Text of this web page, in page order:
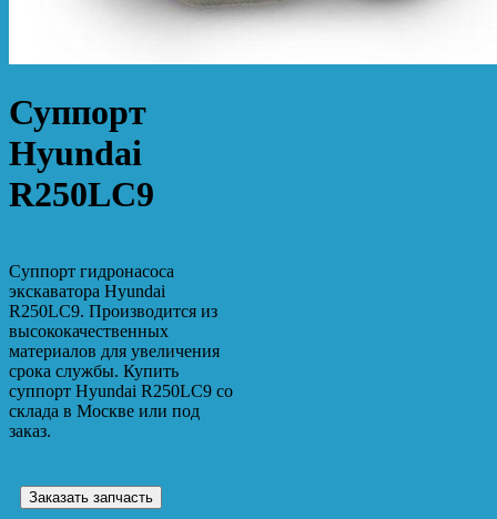
Суппорт
Hyundai
R250LC9
Суппорт гидронасоса
экскаватора Hyundai
R250LC9. Производится из
высококачественных
материалов для увеличения
срока службы. Купить
суппорт Hyundai R250LC9 со
склада в Москве или под
заказ.
Заказать запчасть